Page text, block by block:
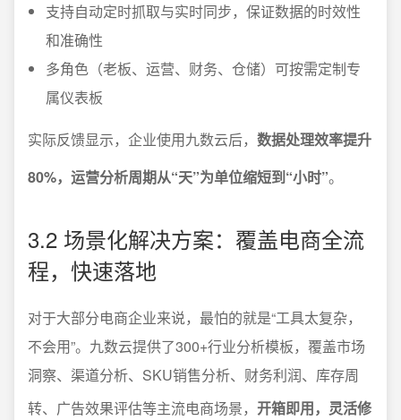
支持自动定时抓取与实时同步，保证数据的时效性
和准确性
多角色（老板、运营、财务、仓储）可按需定制专
属仪表板
实际反馈显示，企业使用九数云后， 数据处理效率提升
80%，运营分析周期从“天”为单位缩短到“小时”。
3.2 场景化解决方案：覆盖电商全流
程，快速落地
对于大部分电商企业来说，最怕的就是“工具太复杂，
不会用”。九数云提供了300+行业分析模板，覆盖市场
洞察、渠道分析、SKU销售分析、财务利润、库存周
转、广告效果评估等主流电商场景， 开箱即用，灵活修